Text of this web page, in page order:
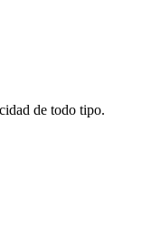
de todo tipo.